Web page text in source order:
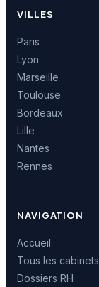
VILLES
Paris
Lyon
Marseille
Toulouse
Bordeaux
Lille
Nantes
Rennes
NAVIGATION
Accueil
Tous les cabinets
Dossiers RH